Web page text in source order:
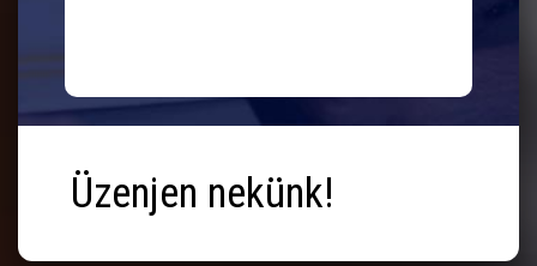
Üzenjen nekünk!